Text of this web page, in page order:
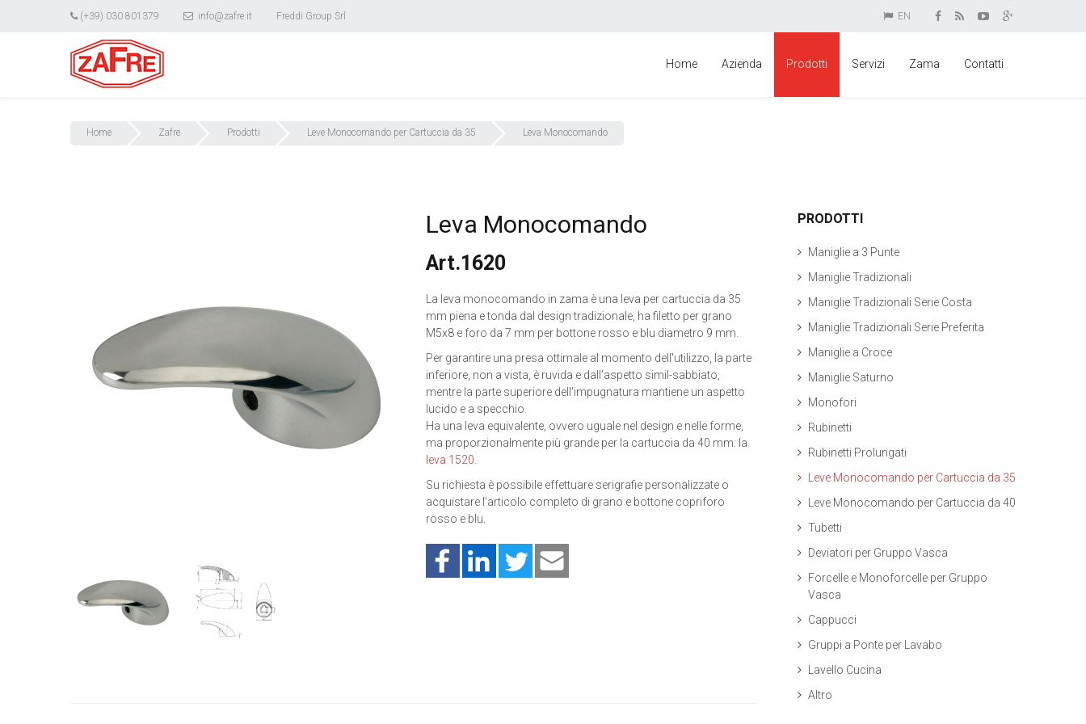
EN
(+39) 030 801379 info@zafre.it Freddi Group Srl
Home Azienda Prodotti Servizi Zama Contatti
Home Zafre Prodotti Leve Monocomando per Cartuccia da 35 Leva Monocomando
Leva Monocomando
Art.1620
La leva monocomando in zama è una leva per cartuccia da 35
mm piena e tonda dal design tradizionale, ha filetto per grano
M5x8 e foro da 7 mm per bottone rosso e blu diametro 9 mm.
Per garantire una presa ottimale al momento dell'utilizzo, la parte
inferiore, non a vista, è ruvida e dall'aspetto simil-sabbiato,
mentre la parte superiore dell'impugnatura mantiene un aspetto
lucido e a specchio.
Ha una leva equivalente, ovvero uguale nel design e nelle forme,
ma proporzionalmente più grande per la cartuccia da 40 mm: la
leva 1520
Su richiesta è possibile effettuare serigrafie personalizzate o
acquistare l'articolo completo di grano e bottone copriforo
rosso e blu.
PRODOTTI
Maniglie a 3 Punte
Maniglie Tradizionali
Maniglie Tradizionali Serie Costa
Maniglie Tradizionali Serie Preferita
Maniglie a Croce
Maniglie Saturno
Monofori
Rubinetti
Rubinetti Prolungati
Leve Monocomando per Cartuccia da 35
Leve Monocomando per Cartuccia da 40
Tubetti
Deviatori per Gruppo Vasca
Forcelle e Monoforcelle per Gruppo
Vasca
Cappucci
Gruppi a Ponte per Lavabo
Lavello Cucina
Altro